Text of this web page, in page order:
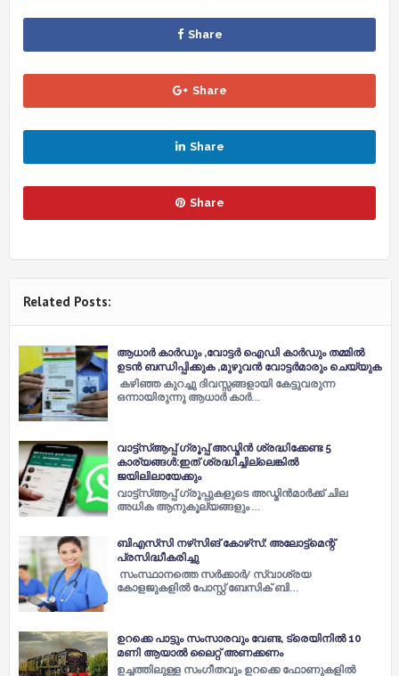
Share
Share
Share
Share
Related Posts:
ആധാർ കാർഡും ,വോട്ടർ ഐഡി കാർഡും തമ്മിൽ
ഉടൻ ബന്ധിപ്പിക്കുക ,മുഴുവൻ വോട്ടർമാരും ചെയ്യുക
കഴിഞ്ഞ കുറച്ചു ദിവസ്സങ്ങളായി കേട്ടുവരുന്ന
ഒന്നായിരുന്നു ആധാർ കാർ…
വാട്ട്സ്ആപ്പ് ഗ്രൂപ്പ് അഡ്മിന്‍ ശ്രദ്ധിക്കേണ്ട 5
കാര്യങ്ങള്‍:ഇത് ശ്രദ്ധിച്ചില്ലെങ്കിൽ
ജയിലിലായേക്കും
വാട്ട്സ്ആപ്പ് ഗ്രൂപ്പുകളുടെ അഡ്മിന്‍മാര്‍ക്ക് ചില
അധിക ആനുകൂല്യങ്ങളും …
ബിഎസ്‌സി നഴ്‌സിങ് കോഴ്‌സ്: അലോട്ട്‌മെന്റ്
പ്രസിദ്ധീകരിച്ചു
സംസ്ഥാനത്തെ സര്‍ക്കാര്‍/ സ്വാശ്രയ
കോളജുകളില്‍ പോസ്റ്റ് ബേസിക് ബി…
ഉറക്കെ പാട്ടും സംസാരവും വേണ്ട, ട്രെയിനില്‍ 10
മണി ആയാല്‍ ലൈറ്റ് അണക്കണം
ഉച്ചത്തിലുള്ള സംഗീതവും ഉറക്കെ ഫോണുകളില്‍